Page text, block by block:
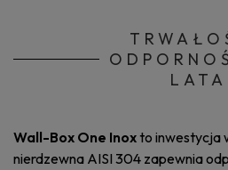
LATA
Wall-Box One Inoxto inwestycja
nierdzewna AISI 304 zapewnia